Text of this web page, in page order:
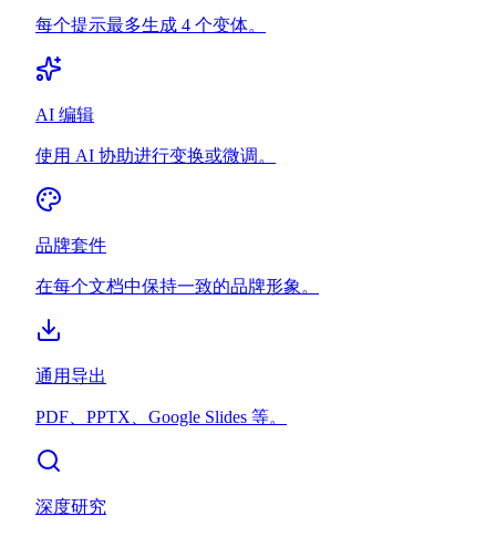
每个提示最多生成 4 个变体。
AI 编辑
使用 AI 协助进行变换或微调。
品牌套件
在每个文档中保持一致的品牌形象。
通用导出
PDF、PPTX、Google Slides 等。
深度研究